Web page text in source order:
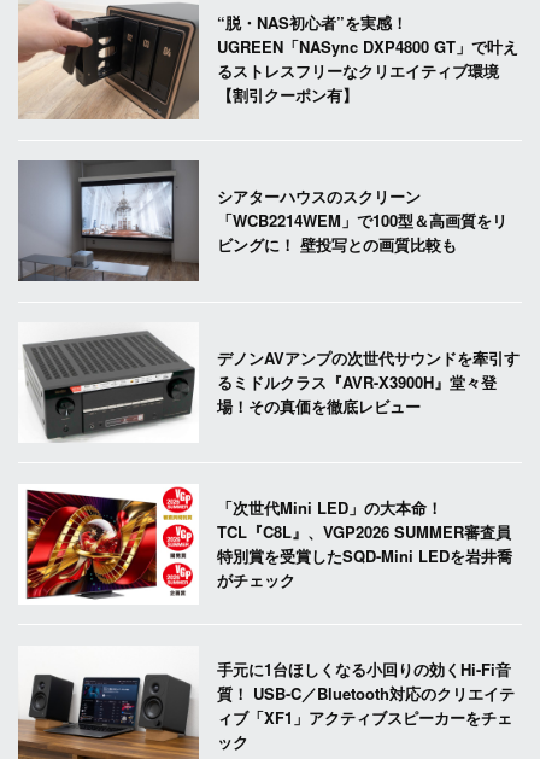
“脱・NAS初心者”を実感！
UGREEN「NASync DXP4800 GT」で叶え
るストレスフリーなクリエイティブ環境
【割引クーポン有】
シアターハウスのスクリーン
「WCB2214WEM」で100型＆高画質をリ
ビングに！ 壁投写との画質比較も
デノンAVアンプの次世代サウンドを牽引す
るミドルクラス『AVR-X3900H』堂々登
場！その真価を徹底レビュー
「次世代Mini LED」の大本命！
TCL『C8L』、VGP2026 SUMMER審査員
特別賞を受賞したSQD-Mini LEDを岩井喬
がチェック
手元に1台ほしくなる小回りの効くHi-Fi音
質！ USB-C／Bluetooth対応のクリエイテ
ィブ「XF1」アクティブスピーカーをチェ
ック